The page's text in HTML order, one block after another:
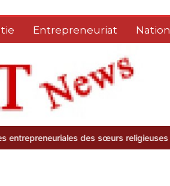
Entrepreneuriat Nation
des sœurs religieuses de Nto Luzingu